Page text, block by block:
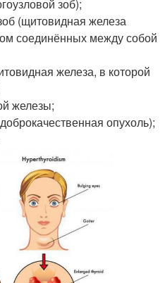
зоб);
(щитовидная железа
соединённых между собой
железа, в которой
железы;
опухоль);